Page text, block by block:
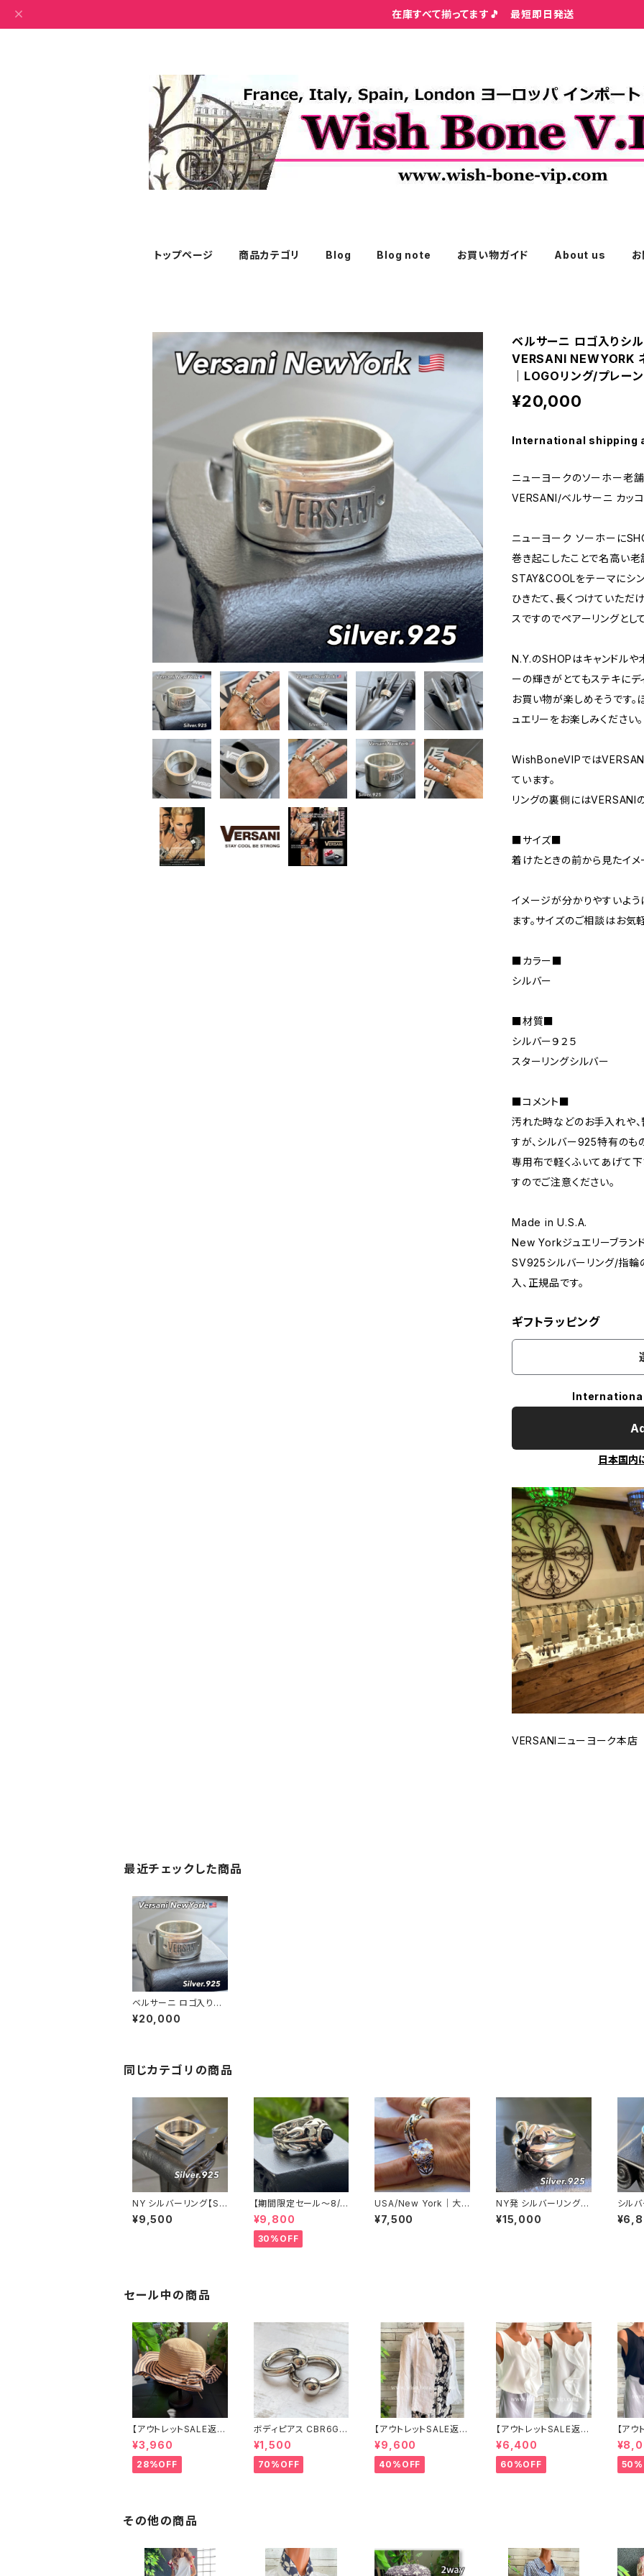
在庫すべて揃ってます🎵 最短即日発送
トップページ 商品カテゴリ Blog Blog note お買い物ガイド About us
ベルサーニ ロゴ入りシ
VERSANI NEWYORK
｜LOGOリング/プレ
¥20,000
International shipping
ニューヨークのソーホー老舗
VERSANI/ベルサーニ カッ
ニューヨーク ソーホーに
巻き起こしたことで名高い老
STAY&COOLをテーマにシ
ひきたて、長くつけていただ
スですのでペアーリングとし
N.Y.のSHOPはキャンドルや
ーの輝きがとてもステキにデ
お買い物が楽しめそうです
ュエリーをお楽しみください。
WishBoneVIPではVERSANI
ています。
リングの裏側にはVERSANI
■サイズ■
着けたときの前から見たイ
イメージが分かりやすいよ
ます。サイズのご相談はお気
■カラー■
シルバー
■材質■
シルバー９２５
スターリングシルバー
■コメント■
汚れた時などのお手入れや
すが、シルバー925特有のも
専用布で軽くふいてあげて
すのでご注意ください。
Made in U.S.A.
New Yorkジュエリーブラン
SV925シルバーリング/指輪
入、正規品です。
ギフトラッピング
日本国内
VERSANIニューヨーク本店
最近チェックした商品
ベルサーニ ロゴ入りシ
ルバーリング【9～25
号】VERSANI NEWYO
Plain Ring Logo
¥20,000
同じカテゴリの商品
NY シルバーリング【SIL
VER925】スクエア 指
輪 メンズリング
¥9,500
【期間限定セール～8/2
0】NYシルバーリング
特大メンズリング SILV
ER925 フェザーリング
ナバホ族 インディアン
¥9,800
30%OFF
USA/New York｜大
粒・CZ/キュービックジ
ルコニア アンティークデ
¥7,500
NY発 シルバーリング S
ILVER925 百合 王冠
フローラルリング ブラッ
¥15,000
シル
【21
グ
セール中の商品
【アウトレットSALE返品
交換不可8/20まで】つ
ば広サマーハット・通気
性・軽量 ワイヤー入り
ハット ボーダー＆BIGリ
¥3,960
28%OFF
ボディピアス CBR6G
両耳2個セット 1ボール
ネジ式 簡単脱着 サー
ジカルステンレス NY直
輸入
¥1,500
70%OFF
【アウトレットSALE返品
交換不可8/20まで】イ
タリア製サマージャケッ
ト｜Made in ITALY｜
リネン麻 飾りエリ ジャ
¥9,600
40%OFF
【アウトレットSALE返品
交換不可8/20まで】イ
タリア製 CASADEILU
CA ITALY｜前フリル＆
BIGフリルトップス /ホワ
¥6,400
60%OFF
【ア
交換
タリ
CA ITALY｜前フリル＆
BIGフ
その他の商品